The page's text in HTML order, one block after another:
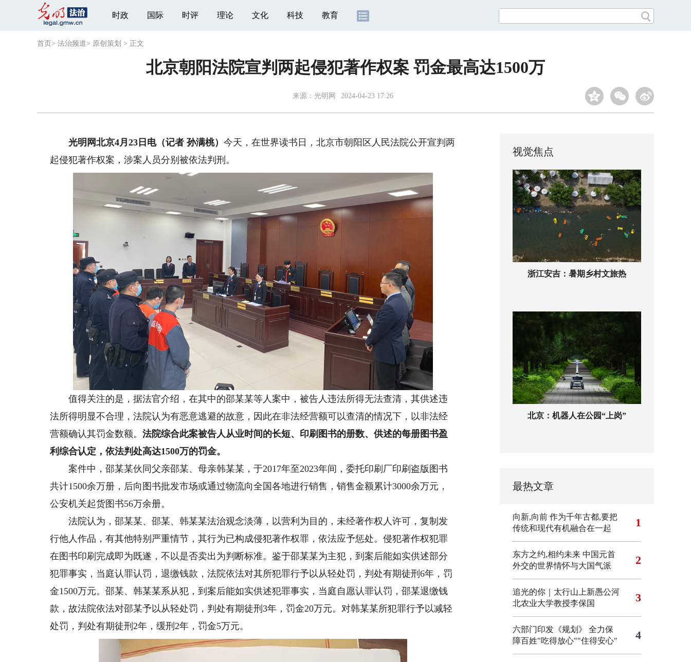
时政 国际 时评 理论 文化 科技 教育
首页 > 法治频道> 原创策划 > 正文
北京朝阳法院宣判两起侵犯著作权案 罚金最高达1500万
来源： 光明网 2024-04-23 17:26
光明网北京4月23日电（记者 孙满桃）今天，在世界读书日，北京市朝阳区人民法院公开宣判两
起侵犯著作权案，涉案人员分别被依法判刑。
值得关注的是，据法官介绍，在其中的邵某某等人案中，被告人违法所得无法查清，其供述违
法所得明显不合理，法院认为有恶意逃避的故意，因此在非法经营额可以查清的情况下，以非法经
营额确认其罚金数额。法院综合此案被告人从业时间的长短、印刷图书的册数、供述的每册图书盈
利综合认定，依法判处高达1500万的罚金。
案件中，邵某某伙同父亲邵某、母亲韩某某，于2017年至2023年间，委托印刷厂印刷盗版图书
共计1500余万册，后向图书批发市场或通过物流向全国各地进行销售，销售金额累计3000余万元，
公安机关起货图书56万余册。
法院认为，邵某某、邵某、韩某某法治观念淡薄，以营利为目的，未经著作权人许可，复制发
行他人作品，有其他特别严重情节，其行为已构成侵犯著作权罪，依法应予惩处。侵犯著作权犯罪
在图书印刷完成即为既遂，不以是否卖出为判断标准。鉴于邵某某为主犯，到案后能如实供述部分
犯罪事实，当庭认罪认罚，退缴钱款，法院依法对其所犯罪行予以从轻处罚，判处有期徒刑6年，罚
金1500万元。邵某、韩某某系从犯，到案后能如实供述犯罪事实，当庭自愿认罪认罚，邵某退缴钱
款，故法院依法对邵某予以从轻处罚，判处有期徒刑3年，罚金20万元。对韩某某所犯罪行予以减轻
处罚，判处有期徒刑2年，缓刑2年，罚金5万元。
视觉焦点
浙江安吉：暑期乡村文旅热
北京：机器人在公园“上岗”
最热文章
向新,向前 作为千年古都,要把
传统和现代有机融合在一起
1
东方之约,相约未来 中国元首
外交的世界情怀与大国气派
2
追光的你｜太行山上新愚公河
北农业大学教授李保国
3
六部门印发《规划》 全力保
障百姓"吃得放心""住得安心"
4